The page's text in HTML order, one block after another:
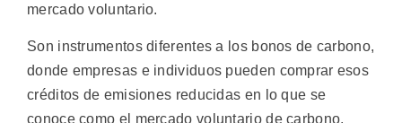
mercado voluntario.
Son instrumentos diferentes a los bonos de carbono,
donde empresas e individuos pueden comprar esos
créditos de emisiones reducidas en lo que se
conoce como el mercado voluntario de carbono,